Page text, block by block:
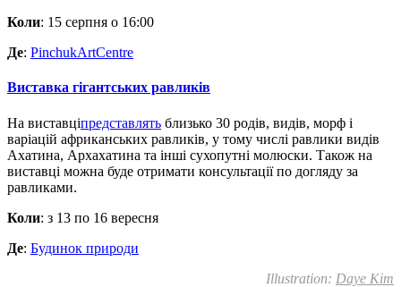
Коли: 15 серпня о 16:00
Де: PinchukArtCentre
Виставка гігантських равликів
На виставціпредставлять близько 30 родів, видів, морф і
варіацій африканських равликів, у тому числі равлики видів
Ахатина, Архахатина та інші сухопутні молюски. Також на
виставці можна буде отримати консультації по догляду за
равликами.
Коли: з 13 по 16 вересня
Де: Будинок природи
Illustration: Daye Kim